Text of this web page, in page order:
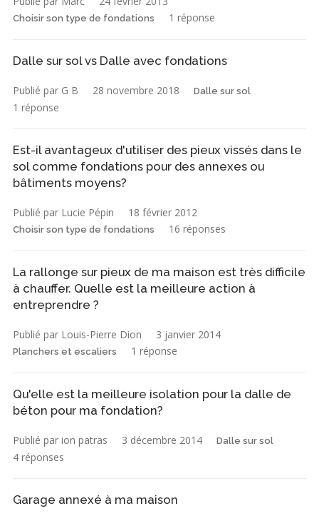
Choisir son type de fondations 1 réponse
Dalle sur sol vs Dalle avec fondations
Publié par G B 28 novembre 2018 Dalle sur sol
1 réponse
Est-il avantageux d'utiliser des pieux vissés dans le
sol comme fondations pour des annexes ou
bâtiments moyens?
Publié par Lucie Pépin 18 février 2012
Choisir son type de fondations 16 réponses
La rallonge sur pieux de ma maison est très difficile
à chauffer. Quelle est la meilleure action à
entreprendre ?
Publié par Louis-Pierre Dion 3 janvier 2014
Planchers et escaliers 1 réponse
Qu'elle est la meilleure isolation pour la dalle de
béton pour ma fondation?
Publié par ion patras 3 décembre 2014 Dalle sur sol
4 réponses
Garage annexé à ma maison